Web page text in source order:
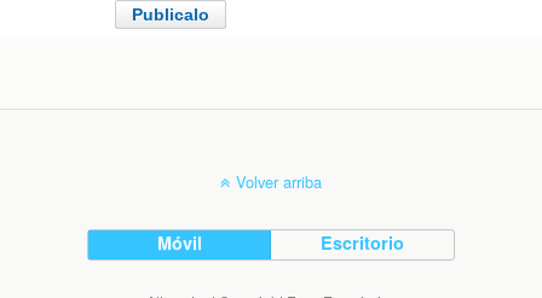
Volver arriba
Móvil Escritorio